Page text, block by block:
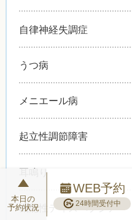
自律神経失調症
うつ病
メニエール病
起立性調節障害
耳鳴り
機能性ディスペプシア
本日の
予約状況
WEB予約
24時間受付中